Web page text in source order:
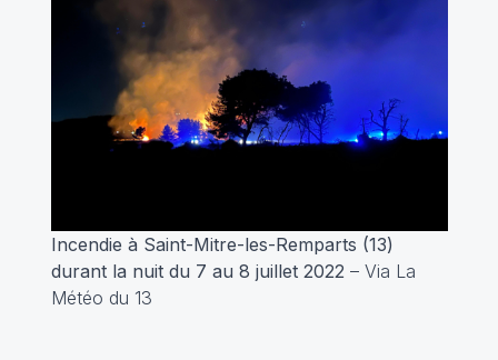
Incendie à Saint-Mitre-les-Remparts (13)
durant la nuit du 7 au 8 juillet 2022 – Via La
Météo du 13